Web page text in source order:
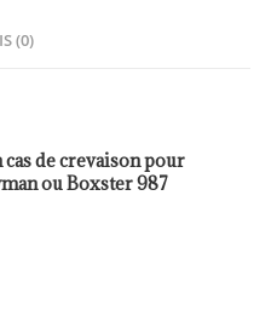
(0)
de crevaison pour
ou Boxster 987